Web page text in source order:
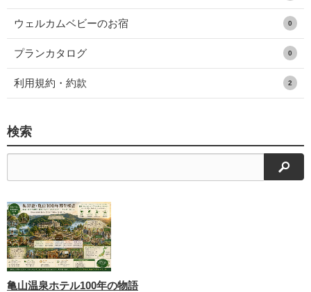
ウェルカムベビーのお宿 0
プランカタログ 0
利用規約・約款 2
検索
検索
亀山温泉ホテル100年の物語